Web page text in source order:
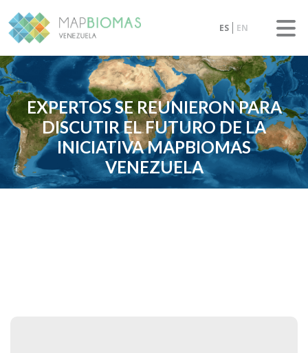
ES EN
EXPERTOS SE REUNIERON PARA
DISCUTIR EL FUTURO DE LA
INICIATIVA MAPBIOMAS
VENEZUELA